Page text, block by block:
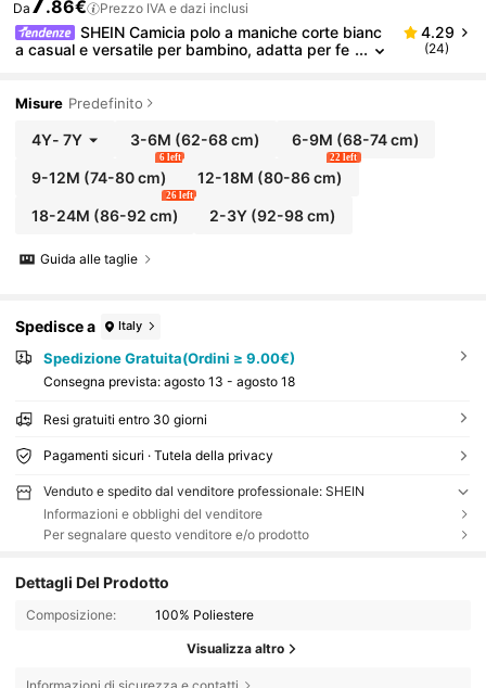
Da .86€ Prezzo IVA e dazi inclusi
SHEIN Camicia polo a maniche corte bianc
a casual e versatile per bambino, adatta per fe
se, celebrazioni del primo anno, uscite quotidiane, a
4.29
(24)
Misure Predefinito
4Y- 7Y 3-6M (62-68 cm) 6-9M (68-74 cm)
9-12M (74-80 cm)
6 left
12-18M (80-86 cm)
22 left
18-24M (86-92 cm)
26 left
2-3Y (92-98 cm)
Guida alle taglie
Spedisce a Italy
Spedizione Gratuita(Ordini ≥ 9.00€)
Consegna prevista: agosto 13 - agosto 18
Resi gratuiti entro 30 giorni
Pagamenti sicuri · Tutela della privacy
Venduto e spedito dal venditore professionale: SHEIN
Informazioni e obblighi del venditore
Per segnalare questo venditore e/o prodotto
Dettagli Del Prodotto
Composizione: 100% Poliestere
Visualizza altro